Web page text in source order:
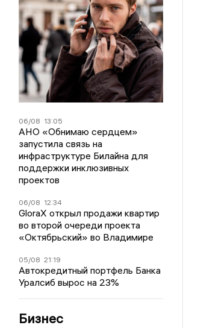
06/08 13:05
АНО «Обнимаю сердцем»
запустила связь на
инфраструктуре Билайна для
поддержки инклюзивных
проектов
06/08 12:34
GloraX открыл продажи квартир
во второй очереди проекта
«Октябрьский» во Владимире
05/08 21:19
Автокредитный портфель Банка
Уралсиб вырос на 23%
Бизнес